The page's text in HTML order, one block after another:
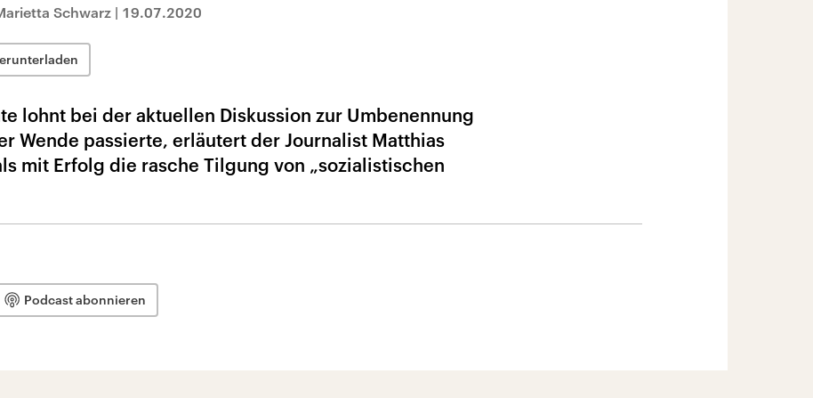
Schwarz | 19.07.2020
lohnt bei der aktuellen Diskussion zur Umbenennung
Wende passierte, erläutert der Journalist Matthias
mit Erfolg die rasche Tilgung von „sozialistischen
Podcast abonnieren